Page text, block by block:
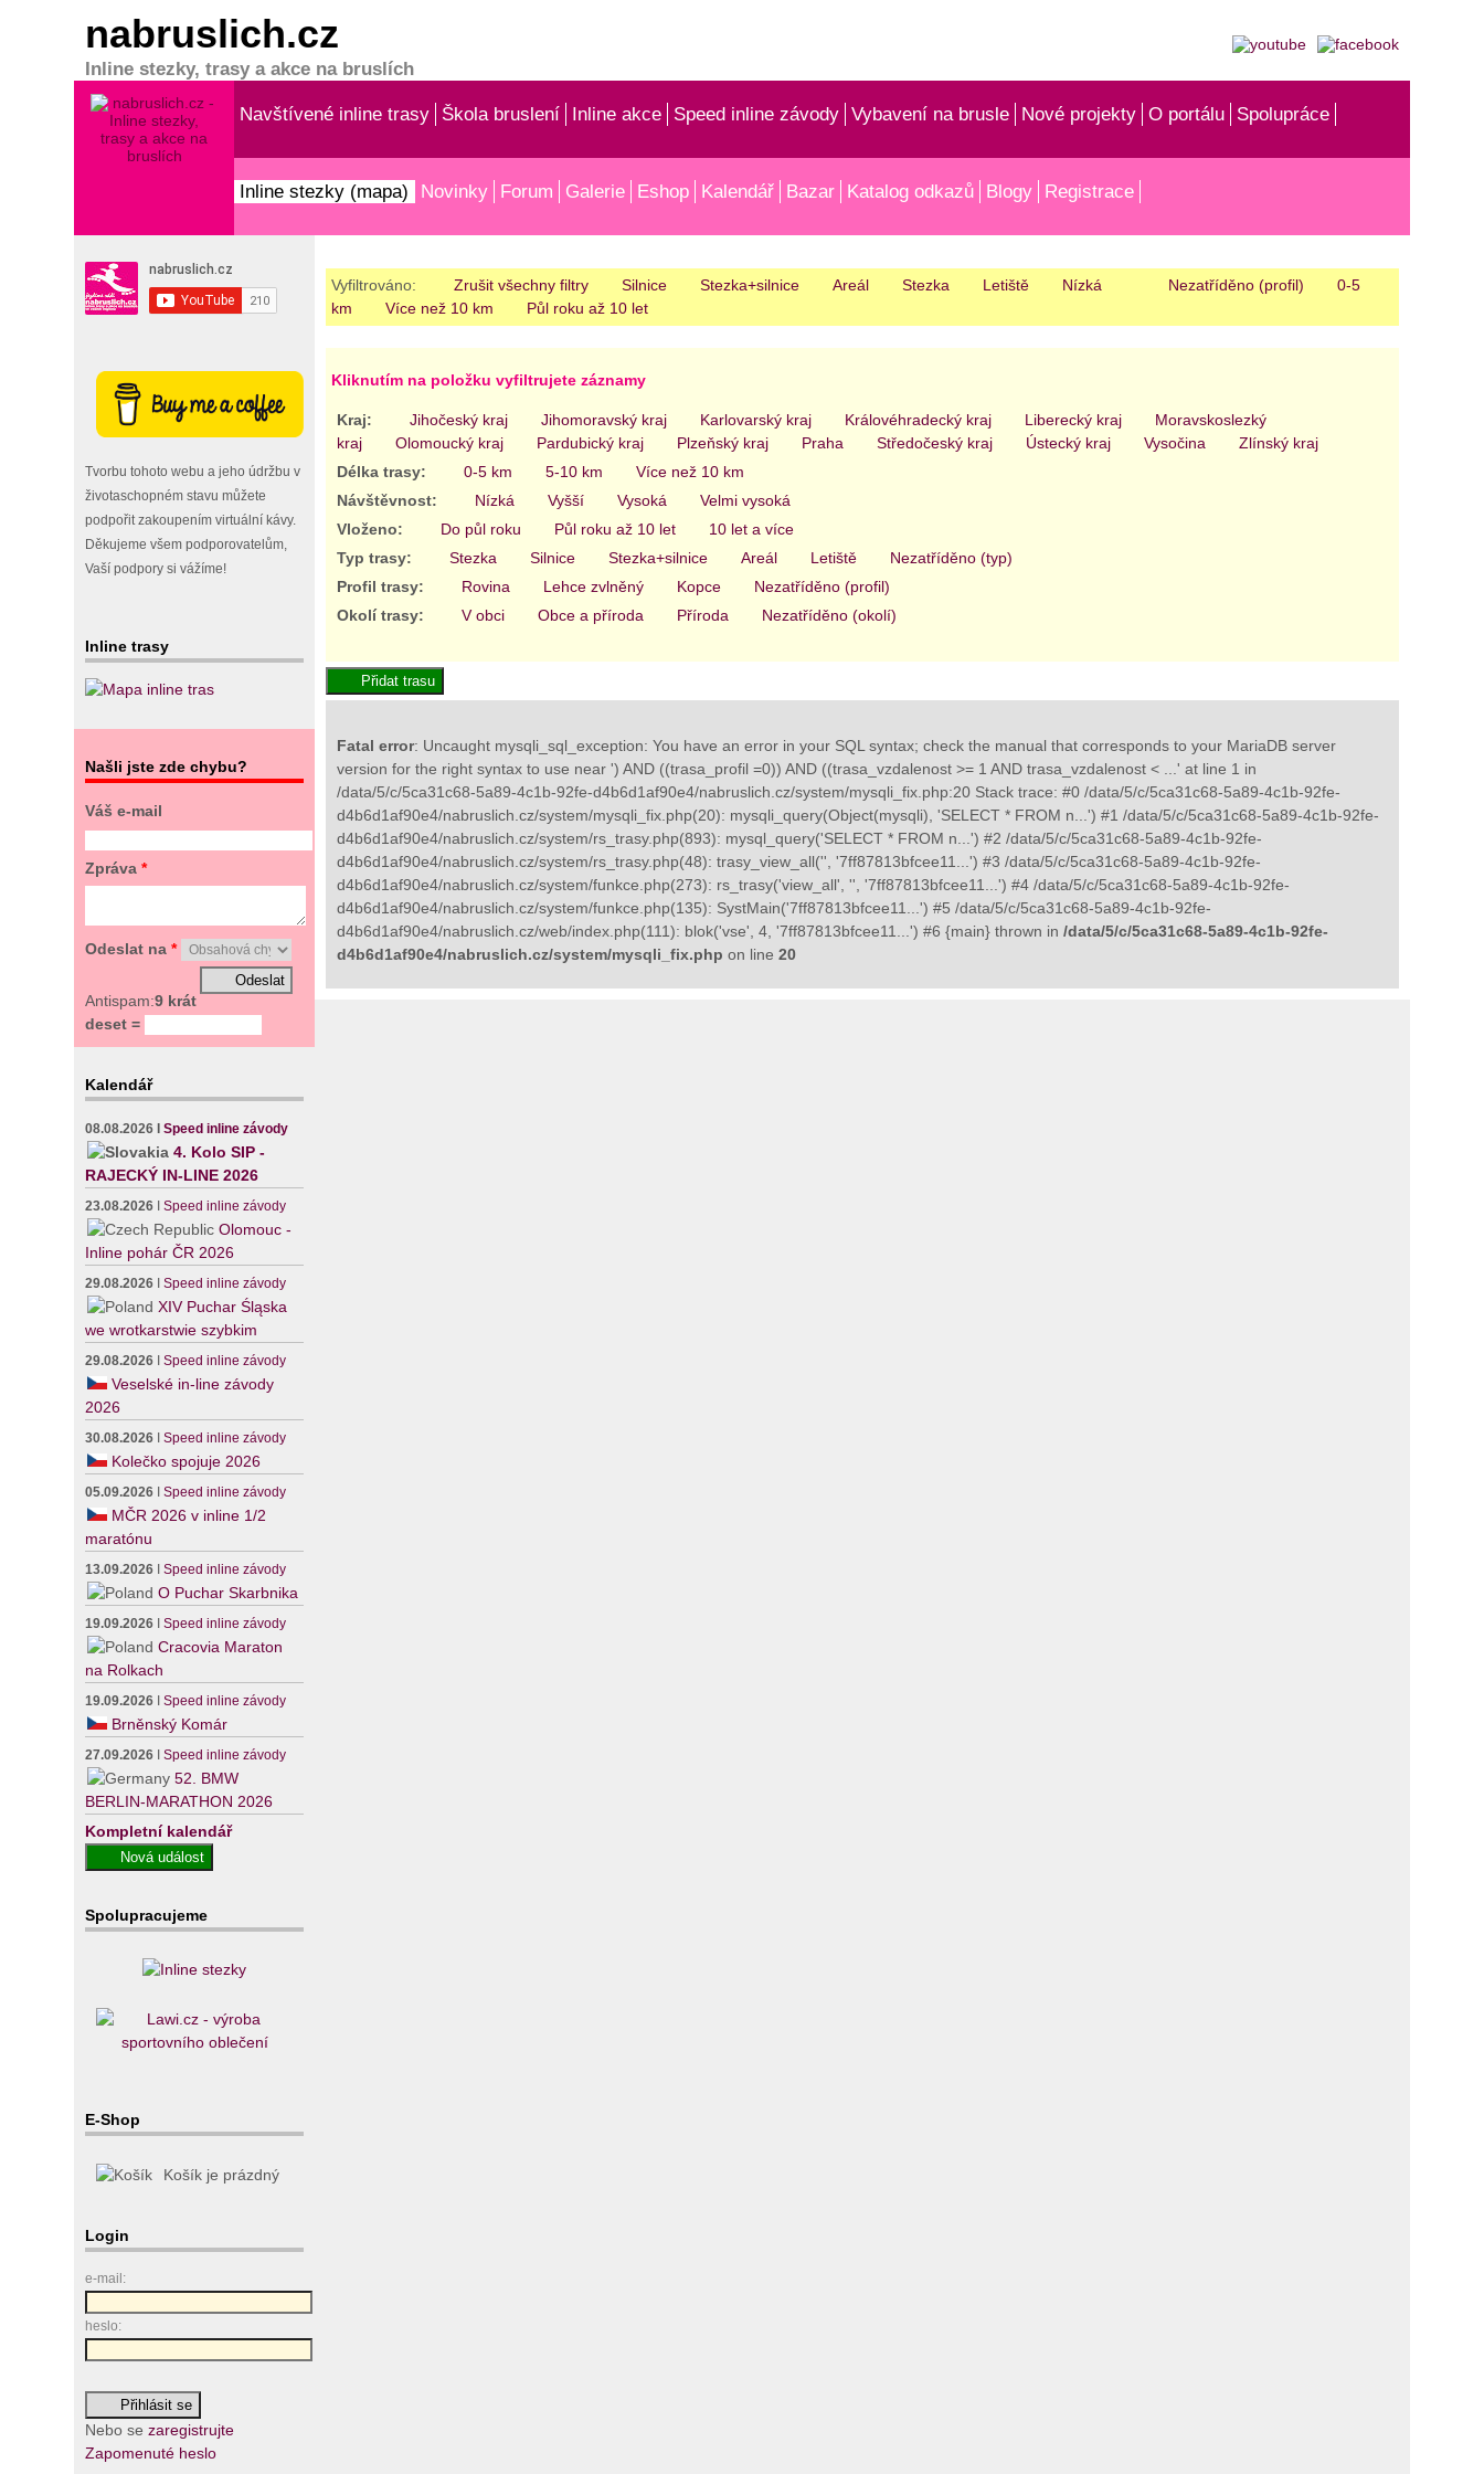
nabruslich.cz
Inline stezky, trasy a akce na bruslích
Navštívené inline trasy Škola bruslení Inline akce Speed inline závody Vybavení na brusle Nové projekty O portálu Spolupráce
Inline stezky (mapa) Novinky Forum Galerie Eshop Kalendář Bazar Katalog odkazů Blogy Registrace
Tvorbu tohoto webu a jeho údržbu v
životaschopném stavu můžete
podpořit zakoupením virtuální kávy.
Děkujeme všem podporovatelům,
Vaší podpory si vážíme!
Inline trasy
Našli jste zde chybu?
Váš e-mail
Zpráva*
Odeslat na*
Antispam:9 krát
deset =
Kalendář
08.08.2026 ISpeed inline závody
4. Kolo SIP -
RAJECKÝ IN-LINE 2026
23.08.2026 ISpeed inline závody
Olomouc -
Inline pohár ČR 2026
29.08.2026 ISpeed inline závody
XIV Puchar Śląska
we wrotkarstwie szybkim
29.08.2026 ISpeed inline závody
Veselské in-line závody
2026
30.08.2026 ISpeed inline závody
Kolečko spojuje 2026
05.09.2026 ISpeed inline závody
MČR 2026 v inline 1/2
maratónu
13.09.2026 ISpeed inline závody
O Puchar Skarbnika
19.09.2026 ISpeed inline závody
Cracovia Maraton
na Rolkach
19.09.2026 ISpeed inline závody
Brněnský Komár
27.09.2026 ISpeed inline závody
52. BMW
BERLIN-MARATHON 2026
Kompletní kalendář
Spolupracujeme
E-Shop
Košík je prázdný
Login
e-mail:
heslo:
Nebo sezaregistrujte
Zapomenuté heslo
Vyfiltrováno: Zrušit všechny filtry Silnice Stezka+silnice Areál Stezka Letiště Nízká Nezatříděno (profil)
0-5
km
Více než 10 km Půl roku až 10 let
Kliknutím na položku vyfiltrujete záznamy
Kraj: Jihočeský kraj Jihomoravský kraj Karlovarský kraj Královéhradecký kraj Liberecký kraj
Moravskoslezký
kraj
Olomoucký kraj Pardubický kraj Plzeňský kraj Praha Středočeský kraj Ústecký kraj Vysočina
Zlínský kraj
Délka trasy:
0-5 km 5-10 km
Více než 10 km
Návštěvnost:
Nízká Vyšší Vysoká
Velmi vysoká
Vloženo:
Do půl roku Půl roku až 10 let
10 let a více
Typ trasy:
Stezka Silnice Stezka+silnice Areál Letiště
Nezatříděno (typ)
Profil trasy:
Rovina Lehce zvlněný Kopce
Nezatříděno (profil)
Okolí trasy:
V obci Obce a příroda Příroda Nezatříděno (okolí)
Fatal error: Uncaught mysqli_sql_exception: You have an error in your SQL syntax; check the manual that corresponds to your MariaDB server
version for the right syntax to use near ') AND ((trasa_profil =0)) AND ((trasa_vzdalenost >= 1 AND trasa_vzdalenost < ...' at line 1 in
/data/5/c/5ca31c68-5a89-4c1b-92fe-d4b6d1af90e4/nabruslich.cz/system/mysqli_fix.php:20 Stack trace: #0 /data/5/c/5ca31c68-5a89-4c1b-92fe-
d4b6d1af90e4/nabruslich.cz/system/mysqli_fix.php(20): mysqli_query(Object(mysqli), 'SELECT * FROM n...') #1 /data/5/c/5ca31c68-5a89-4c1b-92fe-
d4b6d1af90e4/nabruslich.cz/system/rs_trasy.php(893): mysql_query('SELECT * FROM n...') #2 /data/5/c/5ca31c68-5a89-4c1b-92fe-
d4b6d1af90e4/nabruslich.cz/system/rs_trasy.php(48): trasy_view_all('', '7ff87813bfcee11...') #3 /data/5/c/5ca31c68-5a89-4c1b-92fe-
d4b6d1af90e4/nabruslich.cz/system/funkce.php(273): rs_trasy('view_all', '', '7ff87813bfcee11...') #4 /data/5/c/5ca31c68-5a89-4c1b-92fe-
d4b6d1af90e4/nabruslich.cz/system/funkce.php(135): SystMain('7ff87813bfcee11...') #5 /data/5/c/5ca31c68-5a89-4c1b-92fe-
d4b6d1af90e4/nabruslich.cz/web/index.php(111): blok('vse', 4, '7ff87813bfcee11...') #6 {main} thrown in /data/5/c/5ca31c68-5a89-4c1b-92fe-
d4b6d1af90e4/nabruslich.cz/system/mysqli_fix.php on line 20